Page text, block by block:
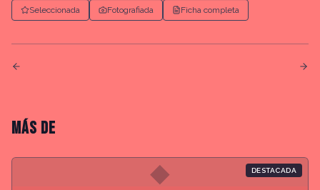
Seleccionada Fotografiada Ficha completa
MÁS DE
◆ DESTACADA